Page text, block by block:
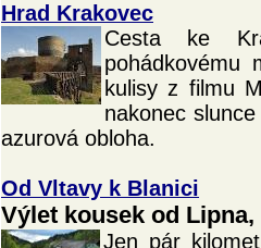
Hrad Krakovec
Cesta ke
pohádkovému
kulisy z filmu
nakonec
azurová obloha.
Od Vltavy k Blanici
Výlet kousek od
Jen pár